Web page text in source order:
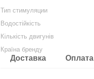
Тип стимуляции
Водостійкість
Кількість двигунів
Країна бренду
Доставка Оплата